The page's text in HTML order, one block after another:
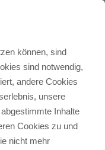
Affiliate-Links. Kaufst
Mehrkosten für
können, sind
sind notwendig,
andere Cookies
unsere
Inhalte
Cookies zu und
nicht mehr